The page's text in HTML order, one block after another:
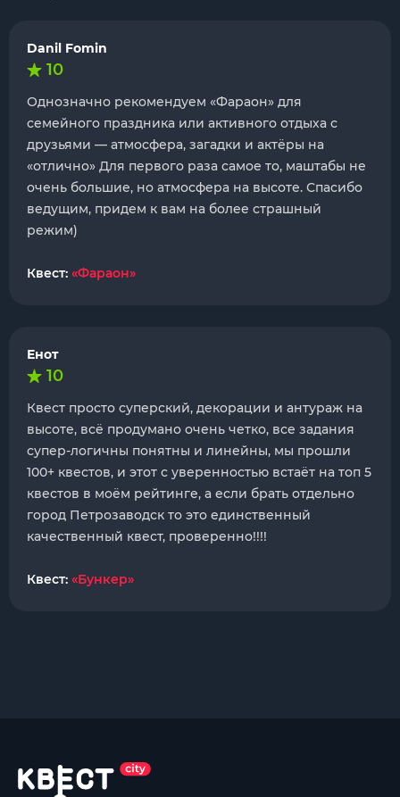
Danil Fomin
10
Однозначно рекомендуем «Фараон» для
семейного праздника или активного отдыха с
друзьями — атмосфера, загадки и актёры на
«отлично» Для первого раза самое то, маштабы не
очень большие, но атмосфера на высоте. Спасибо
ведущим, придем к вам на более страшный
режим)
Квест: «Фараон»
Енот
10
Квест просто суперский, декорации и антураж на
высоте, всё продумано очень четко, все задания
супер-логичны понятны и линейны, мы прошли
100+ квестов, и этот с уверенностью встаёт на топ 5
квестов в моём рейтинге, а если брать отдельно
город Петрозаводск то это единственный
качественный квест, проверенно!!!!
Квест: «Бункер»